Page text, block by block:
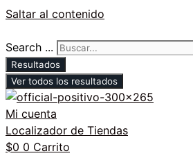
Saltar al contenido
Search ...
Resultados
Ver todos los resultados
Mi cuenta
Localizador de Tiendas
$0 0 Carrito